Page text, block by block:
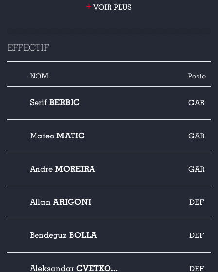
+ VOIR PLUS
EFFECTIF
NOM Poste
Serif BERBIC GAR
Mateo MATIC GAR
Andre MOREIRA GAR
Allan ARIGONI DEF
Bendeguz BOLLA DEF
Aleksandar CVETKOVIC DEF